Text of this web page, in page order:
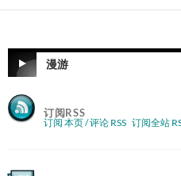
漫游
订阅RSS
订阅 本页 / 评论 RSS 订阅全站